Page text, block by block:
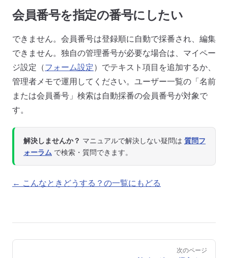
会員番号を指定の番号にしたい
できません。会員番号は登録順に自動で採番され、編集
できません。独自の管理番号が必要な場合は、マイペー
ジ設定（フォーム設定）でテキスト項目を追加するか、
管理者メモで運用してください。ユーザー一覧の「名前
または会員番号」検索は自動採番の会員番号が対象で
す。
解決しませんか？ マニュアルで解決しない疑問は 質問フ
ォーラム で検索・質問できます。
← こんなときどうする？の一覧にもどる
Pager
次のページ